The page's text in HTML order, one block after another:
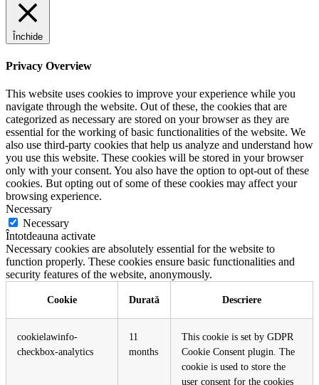
Închide
Privacy Overview
This website uses cookies to improve your experience while you
navigate through the website. Out of these, the cookies that are
categorized as necessary are stored on your browser as they are
essential for the working of basic functionalities of the website. We
also use third-party cookies that help us analyze and understand how
you use this website. These cookies will be stored in your browser
only with your consent. You also have the option to opt-out of these
cookies. But opting out of some of these cookies may affect your
browsing experience.
Necessary
Necessary
Întotdeauna activate
Necessary cookies are absolutely essential for the website to
function properly. These cookies ensure basic functionalities and
security features of the website, anonymously.
Cookie Durată Descriere
cookielawinfo-
checkbox-analytics
11
months
This cookie is set by GDPR
Cookie Consent plugin. The
cookie is used to store the
user consent for the cookies